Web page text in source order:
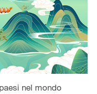
nel mondo